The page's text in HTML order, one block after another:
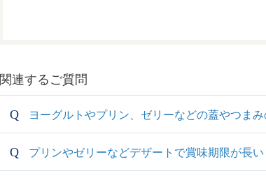
関連するご質問
ヨーグルトやプリン、ゼリーなどの蓋やつまみ
プリンやゼリーなどデザートで賞味期限が長い